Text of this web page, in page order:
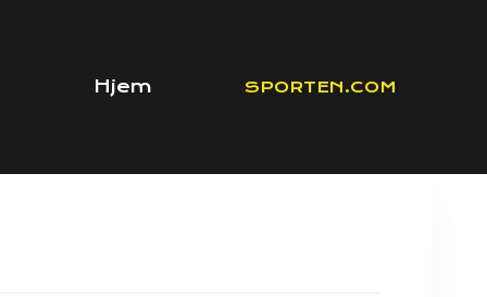
Hjem SPORTEN.COM